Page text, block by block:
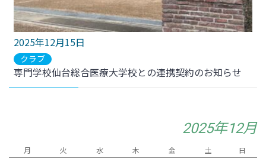
2025年12月15日
クラブ
専門学校仙台総合医療大学校との連携契約のお知らせ
2025年12月
月 火 水 木 金 土 日